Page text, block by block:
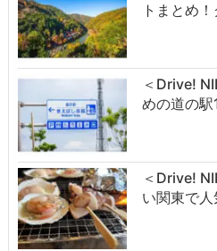
トまとめ
＜Drive!
めの道の
＜Drive!
い関東で人